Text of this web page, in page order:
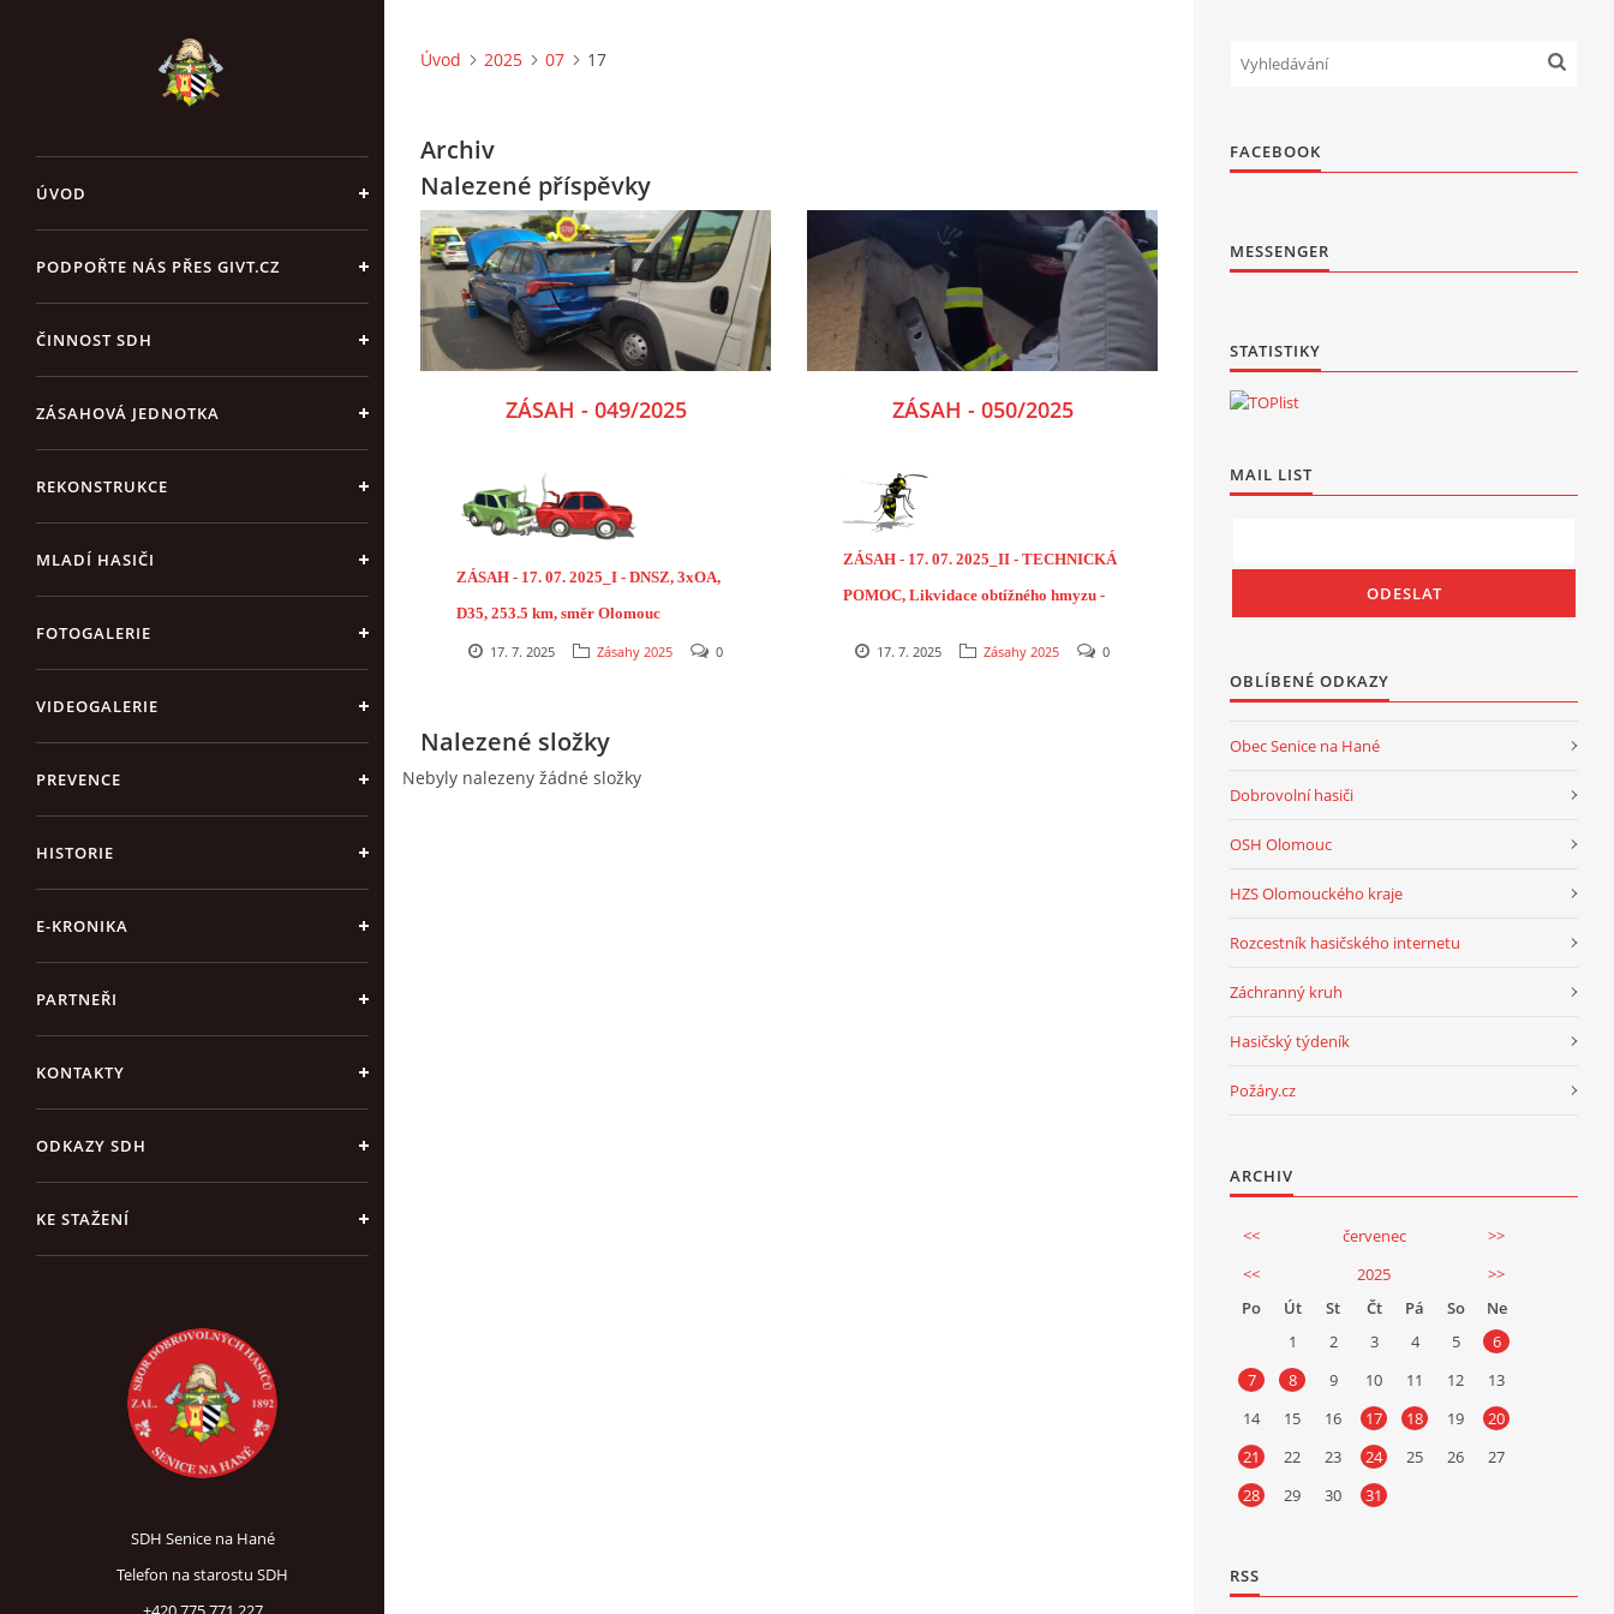
ÚVOD
PODPOŘTE NÁS PŘES GIVT.CZ
ČINNOST SDH
ZÁSAHOVÁ JEDNOTKA
REKONSTRUKCE
MLADÍ HASIČI
FOTOGALERIE
VIDEOGALERIE
PREVENCE
HISTORIE
E-KRONIKA
PARTNEŘI
KONTAKTY
ODKAZY SDH
KE STAŽENÍ
SDH Senice na Hané
Telefon na starostu SDH
Úvod 2025 07 17
Archiv
Nalezené příspěvky
ZÁSAH - 049/2025
ZÁSAH - 17. 07. 2025_I - DNSZ, 3xOA,
D35, 253.5 km, směr Olomouc
17. 7. 2025 Zásahy 2025 0
ZÁSAH - 050/2025
ZÁSAH - 17. 07. 2025_II - TECHNICKÁ
POMOC, Likvidace obtížného hmyzu -
17. 7. 2025
Zásahy 2025 0
Nalezené složky
Nebyly nalezeny žádné složky
FACEBOOK
MESSENGER
STATISTIKY
MAIL LIST
OBLÍBENÉ ODKAZY
Obec Senice na Hané
Dobrovolní hasiči
OSH Olomouc
HZS Olomouckého kraje
Rozcestník hasičského internetu
Záchranný kruh
Hasičský týdeník
Požáry.cz
ARCHIV
<< červenec
>>
<<
2025
>>
Po
Út St Čt Pá So
Ne
1
2 3 4 5
6
7
8 9 10 11 12
13
14
15 16 17 18 19
20
21
22 23 24 25 26
27
28
29 30 31
RSS